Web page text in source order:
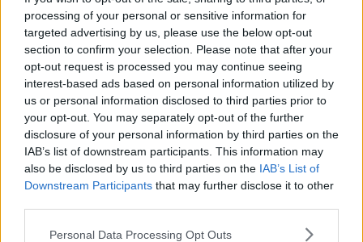
processing of your personal or sensitive information for
targeted advertising by us, please use the below opt-out
section to confirm your selection. Please note that after your
opt-out request is processed you may continue seeing
interest-based ads based on personal information utilized by
us or personal information disclosed to third parties prior to
your opt-out. You may separately opt-out of the further
disclosure of your personal information by third parties on the
IAB’s list of downstream participants. This information may
also be disclosed by us to third parties on the IAB’s List of
Downstream Participants that may further disclose it to other
Personal Data Processing Opt Outs
20 de rețete de salate de vară fără prelucrare termică
06.08.2026